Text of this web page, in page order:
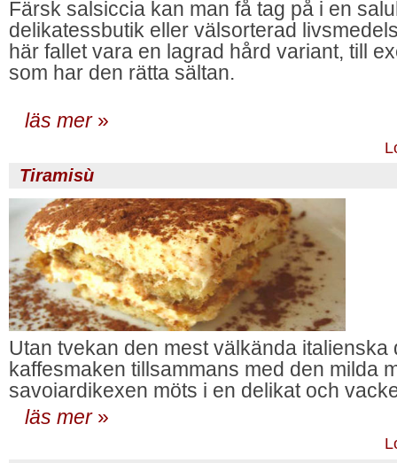
Färsk salsiccia kan man få tag på i en
delikatessbutik eller välsorterad
här fallet vara en lagrad hård variant, till
som har den rätta sältan.
läs mer»
Tiramisù
Utan tvekan den mest välkända italienska
kaffesmaken tillsammans med den milda
savoiardikexen möts i en delikat och
läs mer»